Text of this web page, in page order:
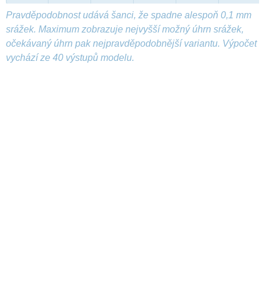
Pravděpodobnost udává šanci, že spadne alespoň 0,1 mm
srážek. Maximum zobrazuje nejvyšší možný úhrn srážek,
očekávaný úhrn pak nejpravděpodobnější variantu. Výpočet
vychází ze 40 výstupů modelu.